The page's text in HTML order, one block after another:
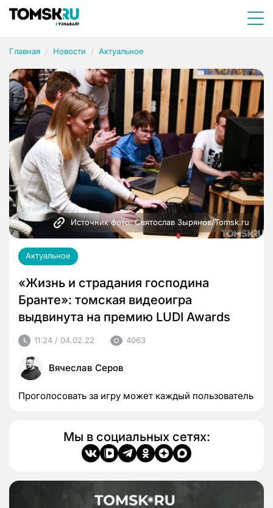
Главная Новости Актуальное
Источник фото: Святослав Зырянов/Tomsk.ru
Актуальное
«Жизнь и страдания господина
Бранте»: томская видеоигра
выдвинута на премию LUDI Awards
11:24 / 04.02.22 4063
Вячеслав Серов
Проголосовать за игру может каждый пользователь
Мы в социальных сетях: